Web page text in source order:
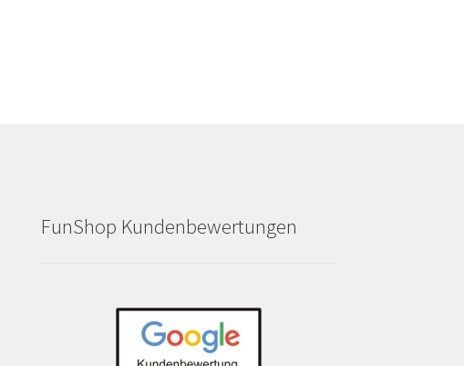
FunShop Kundenbewertungen